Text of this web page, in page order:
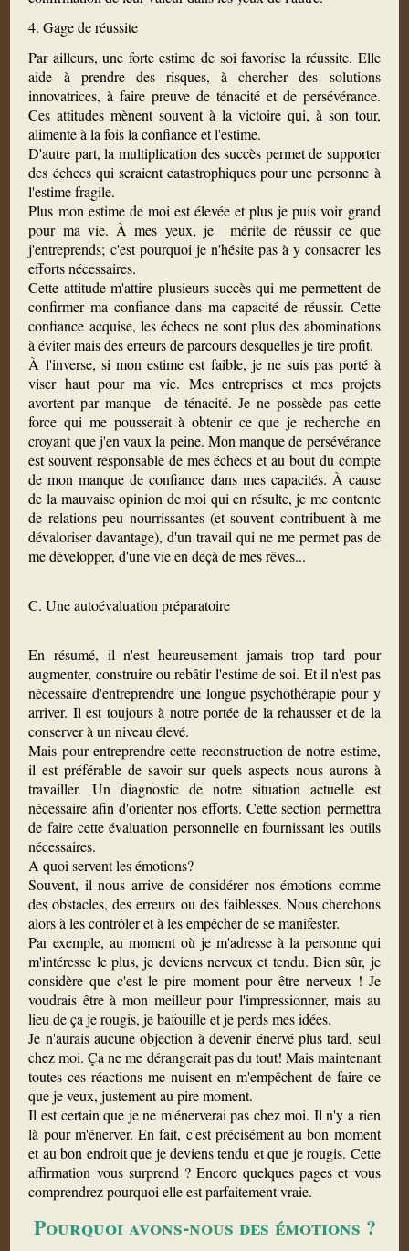
4. Gage de réussite
Par ailleurs, une forte estime de soi favorise la réussite. Elle
aide à prendre des risques, à chercher des solutions
innovatrices, à faire preuve de ténacité et de persévérance.
Ces attitudes mènent souvent à la victoire qui, à son tour,
alimente à la fois la confiance et l'estime.
D'autre part, la multiplication des succès permet de supporter
des échecs qui seraient catastrophiques pour une personne à
l'estime fragile.
Plus mon estime de moi est élevée et plus je puis voir grand
pour ma vie. À mes yeux, je mérite de réussir ce que
j'entreprends; c'est pourquoi je n'hésite pas à y consacrer les
efforts nécessaires.
Cette attitude m'attire plusieurs succès qui me permettent de
confirmer ma confiance dans ma capacité de réussir. Cette
confiance acquise, les échecs ne sont plus des abominations
à éviter mais des erreurs de parcours desquelles je tire profit.
À l'inverse, si mon estime est faible, je ne suis pas porté à
viser haut pour ma vie. Mes entreprises et mes projets
avortent par manque de ténacité. Je ne possède pas cette
force qui me pousserait à obtenir ce que je recherche en
croyant que j'en vaux la peine. Mon manque de persévérance
est souvent responsable de mes échecs et au bout du compte
de mon manque de confiance dans mes capacités. À cause
de la mauvaise opinion de moi qui en résulte, je me contente
de relations peu nourrissantes (et souvent contribuent à me
dévaloriser davantage), d'un travail qui ne me permet pas de
me développer, d'une vie en deçà de mes rêves...
C. Une autoévaluation préparatoire
En résumé, il n'est heureusement jamais trop tard pour
augmenter, construire ou rebâtir l'estime de soi. Et il n'est pas
nécessaire d'entreprendre une longue psychothérapie pour y
arriver. Il est toujours à notre portée de la rehausser et de la
conserver à un niveau élevé.
Mais pour entreprendre cette reconstruction de notre estime,
il est préférable de savoir sur quels aspects nous aurons à
travailler. Un diagnostic de notre situation actuelle est
nécessaire afin d'orienter nos efforts. Cette section permettra
de faire cette évaluation personnelle en fournissant les outils
nécessaires.
A quoi servent les émotions?
Souvent, il nous arrive de considérer nos émotions comme
des obstacles, des erreurs ou des faiblesses. Nous cherchons
alors à les contrôler et à les empêcher de se manifester.
Par exemple, au moment où je m'adresse à la personne qui
m'intéresse le plus, je deviens nerveux et tendu. Bien sûr, je
considère que c'est le pire moment pour être nerveux ! Je
voudrais être à mon meilleur pour l'impressionner, mais au
lieu de ça je rougis, je bafouille et je perds mes idées.
Je n'aurais aucune objection à devenir énervé plus tard, seul
chez moi. Ça ne me dérangerait pas du tout! Mais maintenant
toutes ces réactions me nuisent en m'empêchent de faire ce
que je veux, justement au pire moment.
Il est certain que je ne m'énerverai pas chez moi. Il n'y a rien
là pour m'énerver. En fait, c'est précisément au bon moment
et au bon endroit que je deviens tendu et que je rougis. Cette
affirmation vous surprend ? Encore quelques pages et vous
comprendrez pourquoi elle est parfaitement vraie.
Pourquoi avons-nous des émotions ?